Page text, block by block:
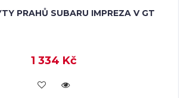
PRAHŮ SUBARU IMPREZA V GT
1 334 Kč
KOUPIT